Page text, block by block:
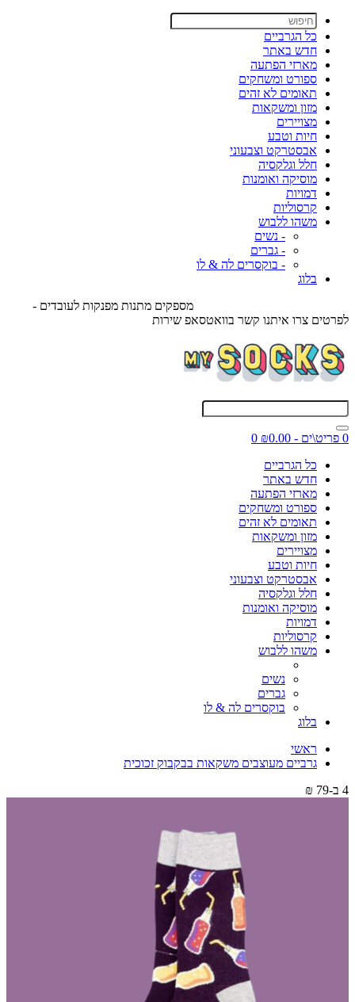
כל הגרביים
חדש באתר
מארזי הפתעה
ספורט ומשחקים
תאומים לא זהים
מזון ומשקאות
מצויירים
חיות וטבע
אבסטרקט וצבעוני
חלל וגלקסיה
מוסיקה ואומנות
דמויות
קרסוליות
משהו ללבוש
- נשים
- גברים
- בוקסרים לה & לו
בלוג
מספקים מתנות מפנקות לעובדים -
לפרטים צרו איתנו קשר בוואטסאפ שירות
0 פריט\ים - ₪0.00
0
כל הגרביים
חדש באתר
מארזי הפתעה
ספורט ומשחקים
תאומים לא זהים
מזון ומשקאות
מצויירים
חיות וטבע
אבסטרקט וצבעוני
חלל וגלקסיה
מוסיקה ואומנות
דמויות
קרסוליות
משהו ללבוש
נשים
גברים
בוקסרים לה & לו
בלוג
ראשי
גרביים מעוצבים משקאות בבקבוק זכוכית
4 ב-79 ₪